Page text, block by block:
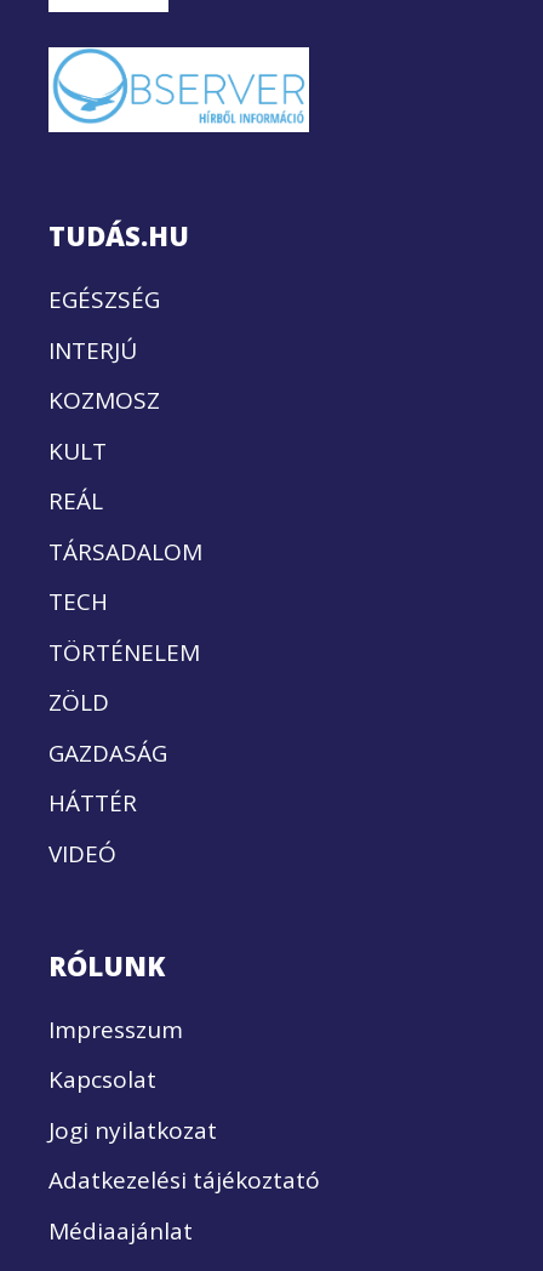
TUDÁS.HU
EGÉSZSÉG
INTERJÚ
KOZMOSZ
KULT
REÁL
TÁRSADALOM
TECH
TÖRTÉNELEM
ZÖLD
GAZDASÁG
HÁTTÉR
VIDEÓ
RÓLUNK
Impresszum
Kapcsolat
Jogi nyilatkozat
Adatkezelési tájékoztató
Médiaajánlat